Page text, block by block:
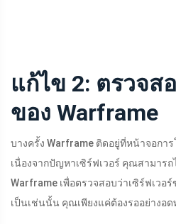
แก้ไข 2: ตรวจส
ของ Warframe
บางครั้ง Warframe ติดอยู่ที่หน้าจอกา
เนื่องจากปัญหาเซิร์ฟเวอร์ คุณสามาร
Warframe เพื่อตรวจสอบว่าเซิร์ฟเวอ
เป็นเช่นนั้น คุณเพียงแค่ต้องรออย่างอด